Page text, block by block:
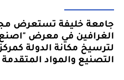
جامعة خليفة تستعرض
الغرافين في معرض "اصنع
لترسيخ مكانة الدولة
التصنيع والمواد المتقدمة